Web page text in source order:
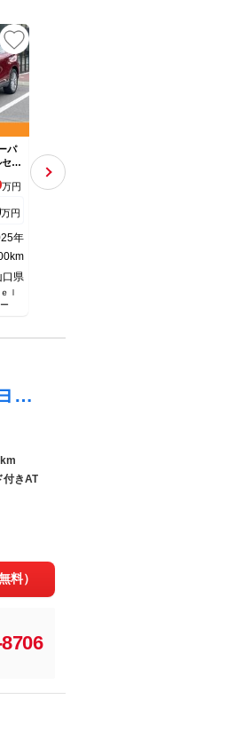
パ
メ
Ｅ
ド
万円
万円
年
口県
ｌ
フ フルセグ メモリーナビ
バックカメラ 衝突被害軽減シ
ステム ＥＴＣ ドラレコ Ｌ
支払総額
ハリアー プレミアム 保証書／社外 ９インチ ＳＤナビ／トヨタセーフティセンス／車線逸脱防止支援システム／シート ハーフレザー／電動バックドア／ヘッドランプ ＬＥＤ／ＵＳＢジャック／Ｂｌｕｅｔｏｏｔｈ接続
付きAT
料）